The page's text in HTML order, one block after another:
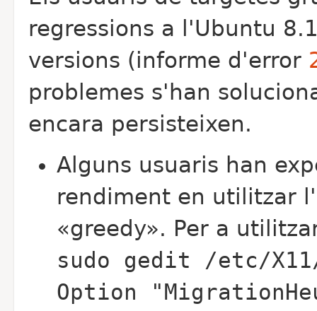
regressions a l'Ubuntu
versions (informe d'error
problemes s'han
encara persisteixen.
Alguns usuaris han
rendiment en utilitzar
«greedy». Per a
sudo gedit /etc/
Option